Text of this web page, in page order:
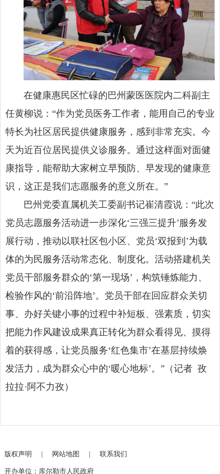
在健康惠民区忙碌的巴州蒙医医院内二科副主
任黄柳说：“作为党员医务工作者，能用自己的专业
特长为社区居民提供健康服务，感到非常充实。今
天为近百位居民提供义诊服务。通过这样面对面健
康指导，能帮助大家树立早预防、早发现的健康意
识，这正是我们志愿服务的意义所在。”
巴州党委直属机关工委副书记崔清霞说：“此次
党员志愿服务活动进一步深化‘三强三提升’服务发
展行动，推动以联社区包小区、党员‘双报到’为载
体的为民服务活动常态化、制度化。活动搭建机关
党员干部服务群众的‘第一现场’，构筑锤炼能力、
检验作风的‘前沿阵地’。党员干部在回应群众关切
事、办好关键小事的过程中补短板、强素质，切实
把能力作风建设成果真正转化为群众看得见、摸得
着的获得感，让党员服务‘红色集市’在基层持续焕
发活力，成为群众心中的‘暖心地标’。”（记者 孜
拉拉·阿不力孜）
版权声明 网站地图 联系我们
开办单位：库尔勒市人民政府